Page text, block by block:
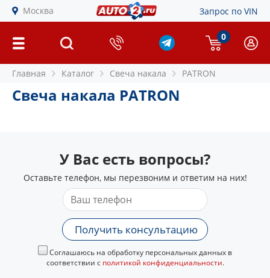
Москва Запрос по VIN
0
Главная Каталог Свеча накала PATRON
Свеча накала PATRON
У Вас есть вопросы?
Оставьте телефон, мы перезвоним и ответим на них!
Получить консультацию
Соглашаюсь на обработку персональных данных в
соответствии с политикой конфиденциальности.